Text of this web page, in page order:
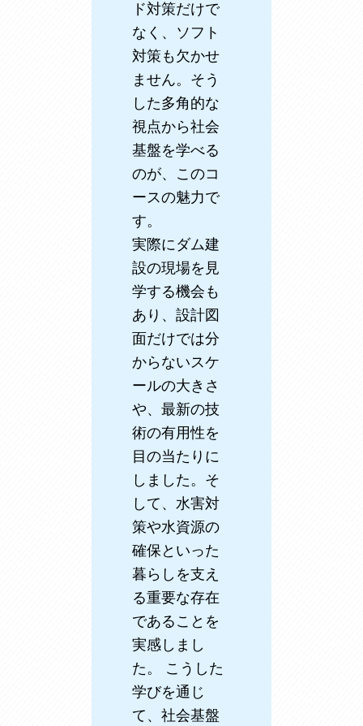
ド対策だけで
なく、ソフト
対策も欠かせ
ません。そう
した多角的な
視点から社会
基盤を学べる
のが、このコ
ースの魅力で
す。
実際にダム建
設の現場を見
学する機会も
あり、設計図
面だけでは分
からないスケ
ールの大きさ
や、最新の技
術の有用性を
目の当たりに
しました。そ
して、水害対
策や水資源の
確保といった
暮らしを支え
る重要な存在
であることを
実感しまし
た。 こうした
学びを通じ
て、社会基盤